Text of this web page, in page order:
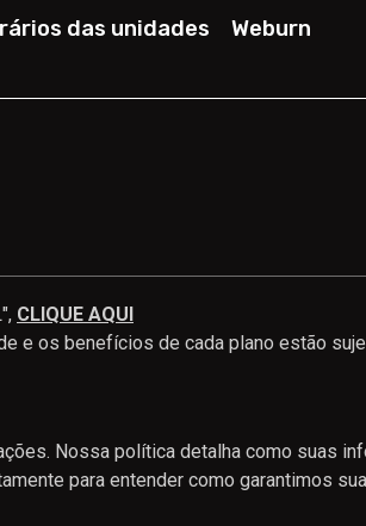
das unidades Weburn
CLIQUE AQUI
e os benefícios de cada plano estão
Nossa política detalha como suas
para entender como garantimos